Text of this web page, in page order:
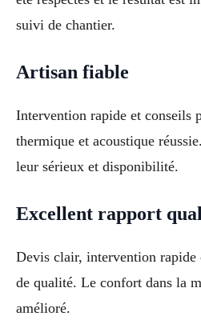
suivi de chantier.
Artisan fiable
Intervention rapide et conseils
thermique et acoustique
leur sérieux et disponibilité.
Excellent rapport
Devis clair, intervention
de qualité. Le confort dans la
amélioré.